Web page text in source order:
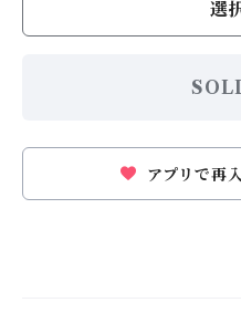
選
アプリで再